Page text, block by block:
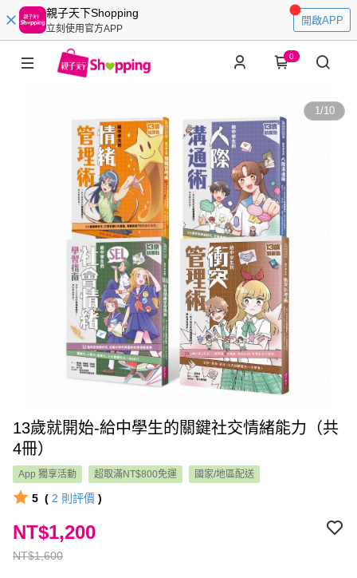
親子天下Shopping
立刻使用官方APP
開啟APP
0
1/10
13歲就開始-給中學生的關鍵社交情緒能力（共
4冊）
App 獨享活動 超取滿NT$800免運 國家/地區配送
5 ( 2 則評價 )
NT$1,600
NT$1,200